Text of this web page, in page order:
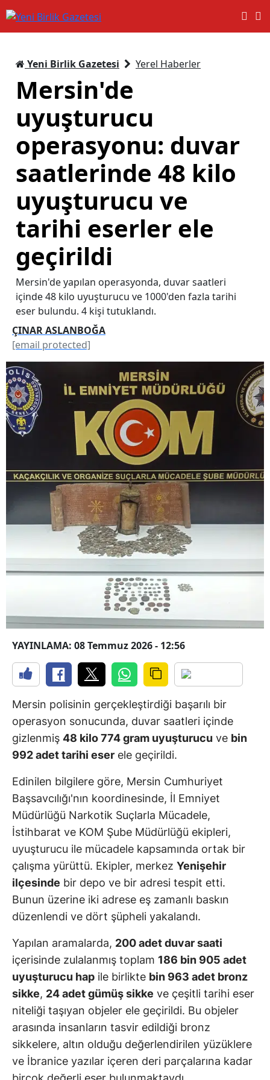
Yeni Birlik Gazetesi Yerel Haberler
Mersin'de
uyuşturucu
operasyonu: duvar
saatlerinde 48 kilo
uyuşturucu ve
tarihi eserler ele
geçirildi
Mersin'de yapılan operasyonda, duvar saatleri
içinde 48 kilo uyuşturucu ve 1000'den fazla tarihi
eser bulundu. 4 kişi tutuklandı.
ÇINAR ASLANBOĞA
[email protected]
YAYINLAMA: 08 Temmuz 2026 - 12:56
Mersin polisinin gerçekleştirdiği başarılı bir
operasyon sonucunda, duvar saatleri içinde
gizlenmiş 48 kilo 774 gram uyuşturucu ve bin
992 adet tarihi eser ele geçirildi.
Edinilen bilgilere göre, Mersin Cumhuriyet
Başsavcılığı'nın koordinesinde, İl Emniyet
Müdürlüğü Narkotik Suçlarla Mücadele,
İstihbarat ve KOM Şube Müdürlüğü ekipleri,
uyuşturucu ile mücadele kapsamında ortak bir
çalışma yürüttü. Ekipler, merkez Yenişehir
ilçesinde bir depo ve bir adresi tespit etti.
Bunun üzerine iki adrese eş zamanlı baskın
düzenlendi ve dört şüpheli yakalandı.
Yapılan aramalarda, 200 adet duvar saati
içerisinde zulalanmış toplam 186 bin 905 adet
uyuşturucu hap ile birlikte bin 963 adet bronz
sikke, 24 adet gümüş sikke ve çeşitli tarihi eser
niteliği taşıyan objeler ele geçirildi. Bu objeler
arasında insanların tasvir edildiği bronz
sikkelere, altın olduğu değerlendirilen yüzüklere
ve İbranice yazılar içeren deri parçalarına kadar